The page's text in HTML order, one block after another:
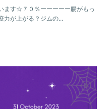
ます☆７０％ーーーーー腸がもっ
力が上がる？ジムの...